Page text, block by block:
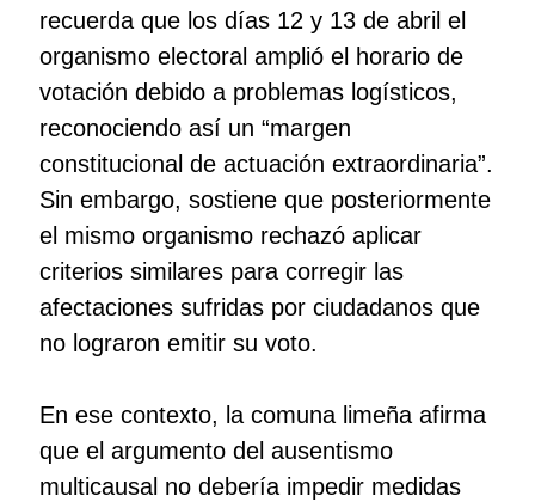
recuerda que los días 12 y 13 de abril el
organismo electoral amplió el horario de
votación debido a problemas logísticos,
reconociendo así un “margen
constitucional de actuación extraordinaria”.
Sin embargo, sostiene que posteriormente
el mismo organismo rechazó aplicar
criterios similares para corregir las
afectaciones sufridas por ciudadanos que
no lograron emitir su voto.
En ese contexto, la comuna limeña afirma
que el argumento del ausentismo
multicausal no debería impedir medidas